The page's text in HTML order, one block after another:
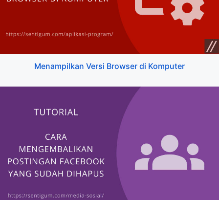
Menampilkan Versi Browser di Komputer